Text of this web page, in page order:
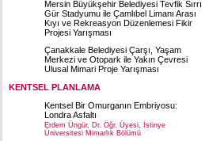
Mersin Büyükşehir Belediyesi Tevfik Sırrı
Gür Stadyumu ile Çamlıbel Limanı Arası
Kıyı ve Rekreasyon Düzenlemesi Fikir
Projesi Yarışması
Çanakkale Belediyesi Çarşı, Yaşam
Merkezi ve Otopark ile Yakın Çevresi
Ulusal Mimari Proje Yarışması
KENTSEL PLANLAMA
Kentsel Bir Omurganın Embriyosu:
Londra Asfaltı
Erdem Üngür, Dr. Öğr. Üyesi, İstinye
Üniversitesi Mimarlık Bölümü